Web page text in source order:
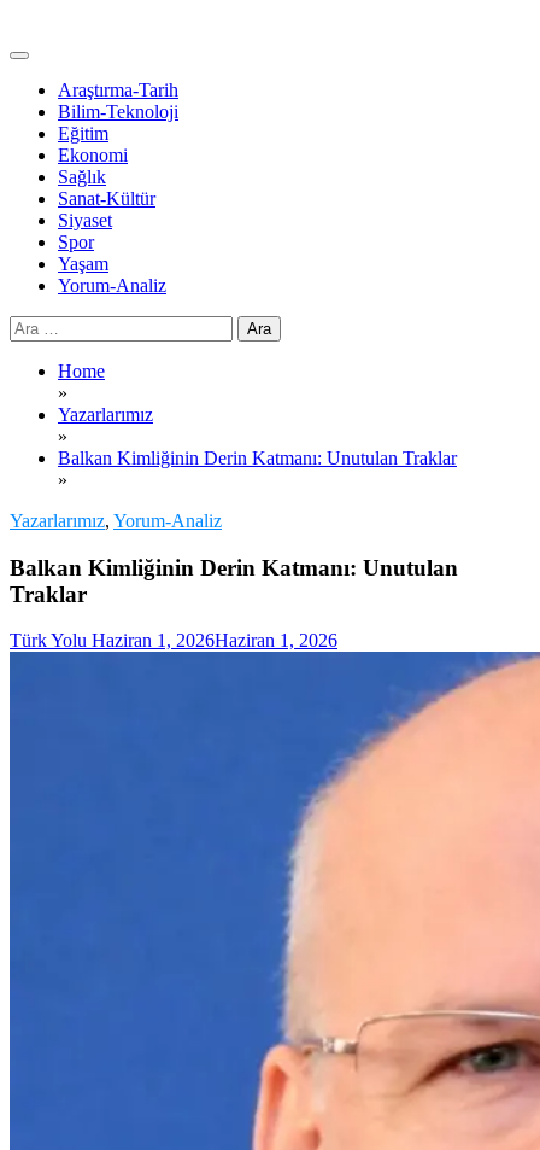
Araştırma-Tarih
Bilim-Teknoloji
Eğitim
Ekonomi
Sağlık
Sanat-Kültür
Siyaset
Spor
Yaşam
Yorum-Analiz
Arama:
Home
»
Yazarlarımız
»
Balkan Kimliğinin Derin Katmanı: Unutulan Traklar
»
Yazarlarımız, Yorum-Analiz
Balkan Kimliğinin Derin Katmanı: Unutulan
Traklar
Türk Yolu Haziran 1, 2026Haziran 1, 2026